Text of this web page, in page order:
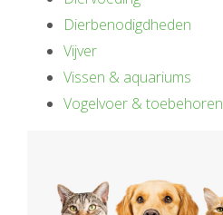
Dierbenodigdheden
Vijver
Vissen & aquariums
Vogelvoer & toebehoren